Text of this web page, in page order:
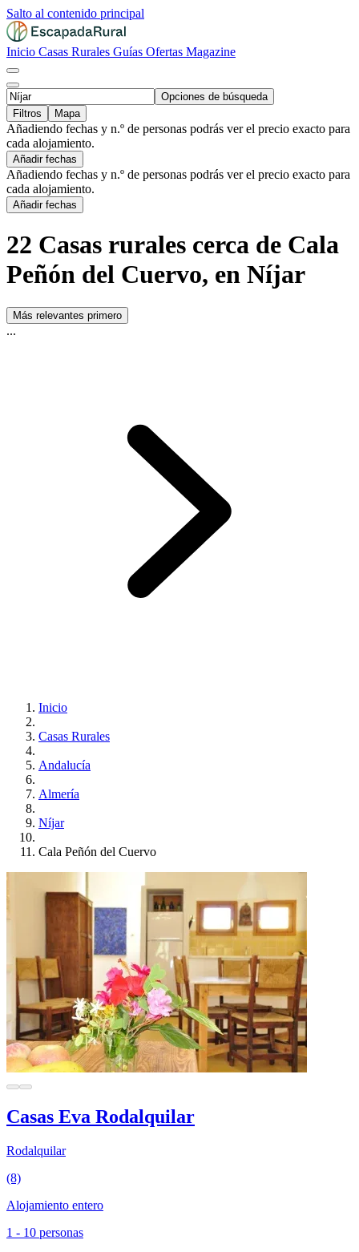
Salto al contenido principal
Inicio Casas Rurales Guías Ofertas Magazine
Opciones de búsqueda
Filtros
Mapa
Añadiendo fechas y n.º de personas podrás ver el precio exacto para
cada alojamiento.
Añadir fechas
Añadiendo fechas y n.º de personas podrás ver el precio exacto para
cada alojamiento.
Añadir fechas
22 Casas rurales cerca de Cala
Peñón del Cuervo, en Níjar
Más relevantes primero
...
Inicio
Casas Rurales
Andalucía
Almería
Níjar
Cala Peñón del Cuervo
Casas Eva Rodalquilar
Rodalquilar
(8)
Alojamiento entero
1 - 10 personas